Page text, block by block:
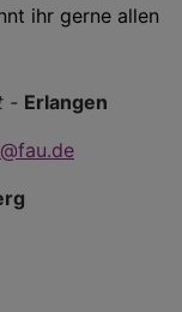
ihr gerne allen
- Erlangen